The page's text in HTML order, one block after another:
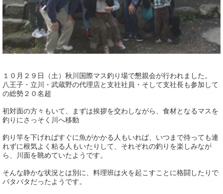
１０月２９日（土）秋川国際マス釣り場で懇親会が行われました。
八王子・立川・武蔵野の代理店と支社社員・そして支社長も参加して
の総勢２０名超
初対面の方々もいて、まずは挨拶を交わしながら、食材となるマスを
釣りにさっそく川へ移動
釣り竿を下げればすぐに魚がかかる人もいれば、いつまで待っても連
れずに根気よく粘る人もいたりして、それぞれの釣りを楽しみなが
ら、川面を眺めていたようです。
そんな静かな状況とは別に、料理班は火を起こすことに格闘したりで
バタバタだったようです。